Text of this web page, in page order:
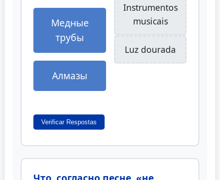
Медные
трубы
Алмазы
Instrumentos
musicais
Luz dourada
Verificar Respostas